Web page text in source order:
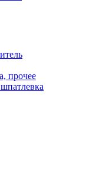
прочее